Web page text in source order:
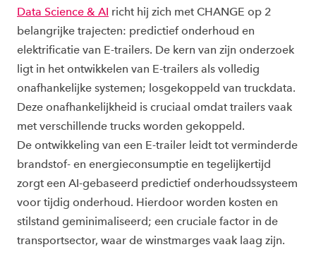
Data Science & AI richt hij zich met CHANGE op 2
belangrijke trajecten: predictief onderhoud en
elektrificatie van E-trailers. De kern van zijn onderzoek
ligt in het ontwikkelen van E-trailers als volledig
onafhankelijke systemen; losgekoppeld van truckdata.
Deze onafhankelijkheid is cruciaal omdat trailers vaak
met verschillende trucks worden gekoppeld.
De ontwikkeling van een E-trailer leidt tot verminderde
brandstof- en energieconsumptie en tegelijkertijd
zorgt een AI-gebaseerd predictief onderhoudssysteem
voor tijdig onderhoud. Hierdoor worden kosten en
stilstand geminimaliseerd; een cruciale factor in de
transportsector, waar de winstmarges vaak laag zijn.